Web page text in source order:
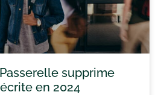
supprime
en 2024